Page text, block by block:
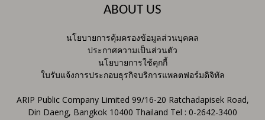
ABOUT US
นโยบายการคุ้มครองข้อมูลส่วนบุคคล
ประกาศความเป็นส่วนตัว
นโยบายการใช้คุกกี้
ใบรับแจ้งการประกอบธุรกิจบริการแพลตฟอร์มดิจิทัล
ARIP Public Company Limited 99/16-20 Ratchadapisek Road,
Din Daeng, Bangkok 10400 Thailand Tel : 0-2642-3400